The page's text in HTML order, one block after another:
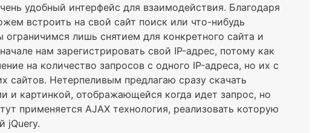
удобный интерфейс для взаимодействия. Благодаря
встроить на свой сайт поиск или что-нибудь
лишь снятием для конкретного сайта и
нам зарегистрировать свой IP-адрес, потому как
на количество запросов с одного IP-адреса, но их с
сайтов. Нетерпеливым предлагаю сразу скачать
и картинкой, отображающейся когда идет запрос, но
применяется AJAX технология, реализовать которую
jQuery.